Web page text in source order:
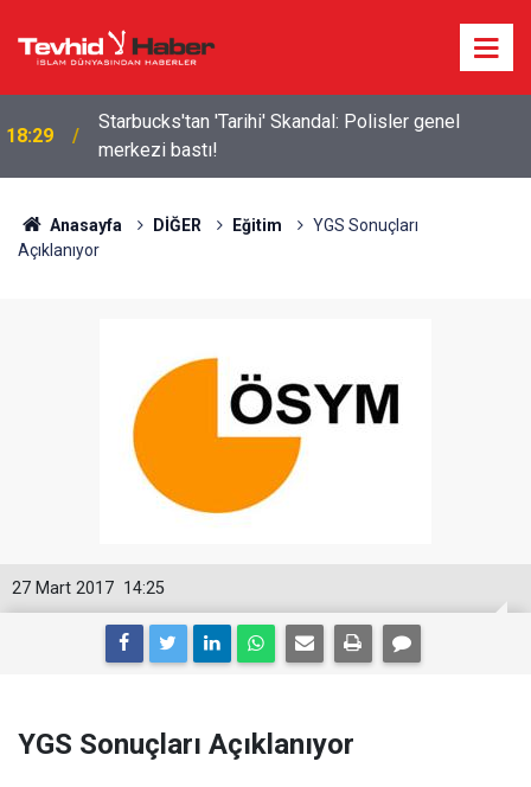
18:29
Starbucks'tan 'Tarihi' Skandal: Polisler genel
merkezi bastı!
Anasayfa DİĞER Eğitim
YGS Sonuçları
Açıklanıyor
14:25
27 Mart 2017
YGS Sonuçları Açıklanıyor